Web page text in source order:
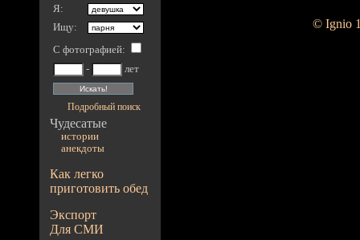
Я:
Ищу:
С фотографией:
-
лет
Подробный поиск
Чудесатые
истории
анекдоты
Как легко
приготовить обед
Экспорт
Для СМИ
© Ignio